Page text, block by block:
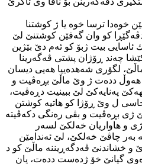
خوه‌دا ترسا خوه‌ یا ژ كوشتنا
كو وان گه‌فێن كوشتنێ لێ
ئاسایی بیت ژبۆ كو ئه‌م دێ بێژین
چه‌ند ڕۆژان پشتی ڤه‌گه‌رینا
لگۆری شه‌هده‌ییا هه‌یی دیسان
من هه‌وڵ دده‌ت ژ وێ ماڵێ بڕه‌ڤیت و
په‌نایه‌كێ لێ ببینیت دڕه‌ڤیت،
ل وێ ڕۆژا كو هاتیه‌ كوشتن
ژی بڕه‌ڤیت و بڤی ره‌نگی دكه‌ڤیته‌
و هاواریان خه‌لكێ لسه‌ر
چاڤێ خه‌لكێ، لێ ئه‌ندامێن
خشاندنێ ڤه‌دگه‌ڕیننه‌ ماڵێ كو د
گیانێ خۆ ژده‌ست دده‌ت، یان